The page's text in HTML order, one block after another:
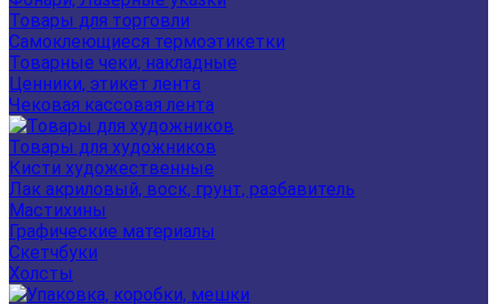
Товары для торговли
Самоклеющиеся термоэтикетки
Товарные чеки, накладные
Ценники, этикет лента
Чековая кассовая лента
Товары для художников
Кисти художественные
Лак акриловый, воск, грунт, разбавитель
Мастихины
Графические материалы
Скетчбуки
Холсты